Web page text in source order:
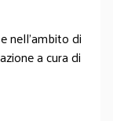
nell’ambito di
a cura di